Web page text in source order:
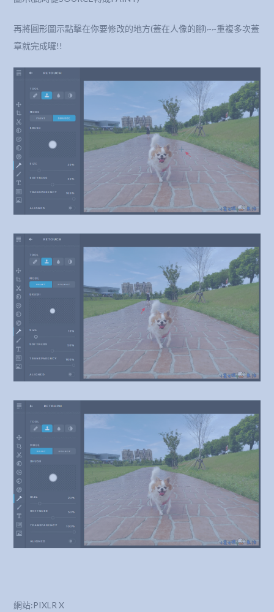
再將圓形圖示點擊在你要修改的地方(蓋在人像的腳)~~重複多次蓋
章就完成囉!!
網站:PIXLR X